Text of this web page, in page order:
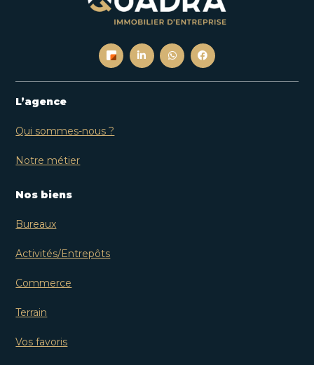
L’agence
Qui sommes-nous ?
Notre métier
Nos biens
Bureaux
Activités/Entrepôts
Commerce
Terrain
Vos favoris